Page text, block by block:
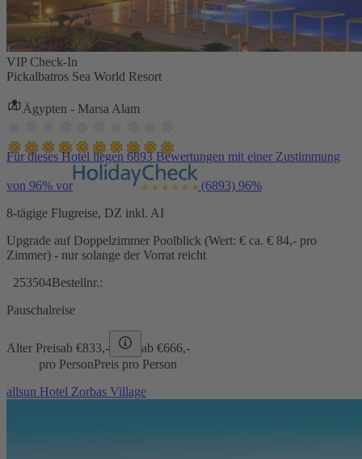
VIP Check-In
Pickalbatros Sea World Resort
Ägypten - Marsa Alam
Für dieses Hotel liegen 6893 Bewertungen mit einer Zustimmung
von 96% vor (6893) 96%
8-tägige Flugreise, DZ inkl. AI
Upgrade auf Doppelzimmer Poolblick (Wert: € ca. € 84,- pro
Zimmer) - nur solange der Vorrat reicht
253504Bestellnr.:
Pauschalreise
Alter Preisab €833,- ab €666,-
pro PersonPreis pro Person
allsun Hotel Zorbas Village